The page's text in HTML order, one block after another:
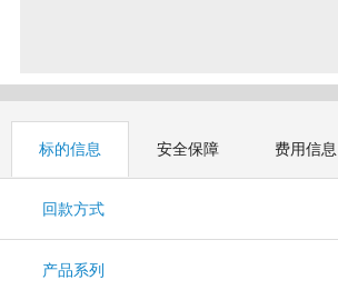
标的信息 安全保障 费用信息
回款方式
产品系列